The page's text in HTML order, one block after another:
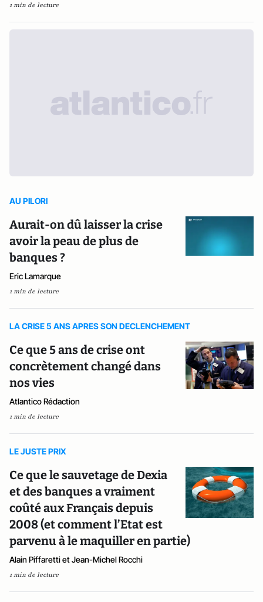
1 min de lecture
AU PILORI
Aurait-on dû laisser la crise
avoir la peau de plus de
banques ?
Eric Lamarque
1 min de lecture
LA CRISE 5 ANS APRES SON DECLENCHEMENT
Ce que 5 ans de crise ont
concrètement changé dans
nos vies
Atlantico Rédaction
1 min de lecture
LE JUSTE PRIX
Ce que le sauvetage de Dexia
et des banques a vraiment
coûté aux Français depuis
2008 (et comment l’Etat est
parvenu à le maquiller en partie)
Alain Piffaretti et Jean-Michel Rocchi
1 min de lecture